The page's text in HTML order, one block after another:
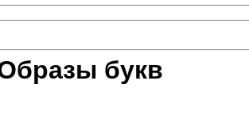
букв